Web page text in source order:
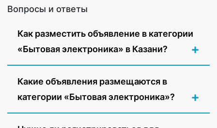
Вопросы и ответы
Как разместить объявление в категории
«Бытовая электроника» в Казани?
Какие объявления размещаются в
категории «Бытовая электроника»?